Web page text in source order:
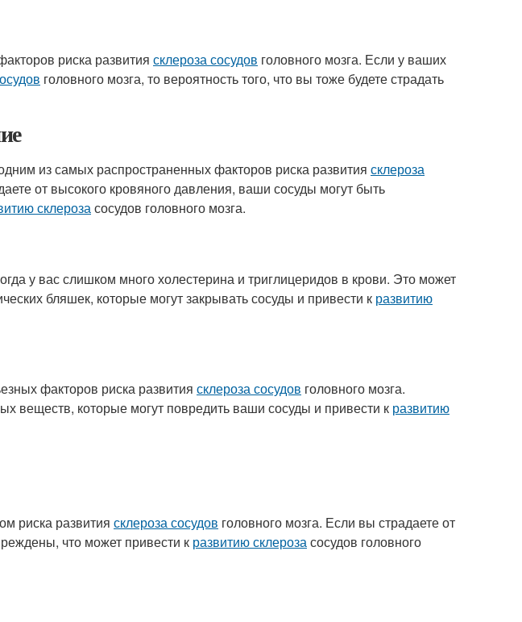
риска развития склероза сосудов головного мозга. Если у ваших
головного мозга, то вероятность того, что вы тоже будете страдать
из самых распространенных факторов риска развития склероза
от высокого кровяного давления, ваши сосуды могут быть
склерозасосудов головного мозга.
у вас слишком много холестерина и триглицеридов в крови. Это может
бляшек, которые могут закрывать сосуды и привести к развитию
факторов риска развития склероза сосудов головного мозга.
веществ, которые могут повредить ваши сосуды и привести к развитию
риска развития склероза сосудов головного мозга. Если вы страдаете от
что может привести к развитию склерозасосудов головного